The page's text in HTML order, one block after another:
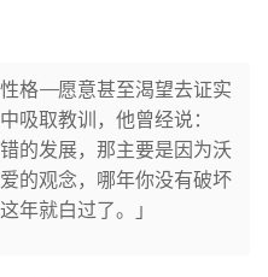
格——愿意甚至渴望去证实
吸取教训，他曾经说：
的发展，那主要是因为沃
的观念，哪年你没有破坏
年就白过了。」